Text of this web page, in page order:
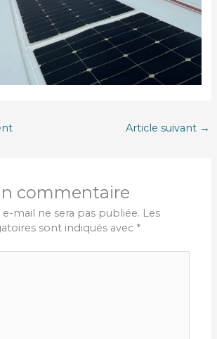
Article suivant →
commentaire
mail ne sera pas publiée. Les
sont indiqués avec *